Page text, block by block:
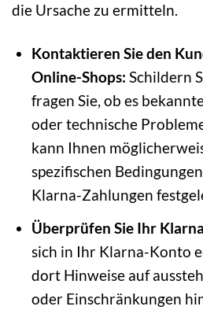
die Ursache zu ermitteln.
Kontaktieren Sie den
Online-Shops: Schildern
fragen Sie, ob es
oder technische
kann Ihnen
spezifischen
Klarna-Zahlungen
Überprüfen Sie Ihr
sich in Ihr Klarna-Konto
dort Hinweise auf
oder Einschränkungen